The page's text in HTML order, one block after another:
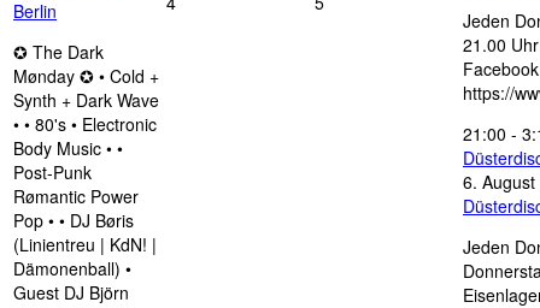
Berlin
✪ The Dark
Mønday ✪ • Cold +
Synth + Dark Wave
• • 80's • Electronic
Body Music • •
Post-Punk
Rømantic Power
Pop • • DJ Børis
(Linientreu | KdN! |
Dämonenball) •
Guest DJ Björn
Jeden
21.00
https://
21:00 -
6.
Jeden